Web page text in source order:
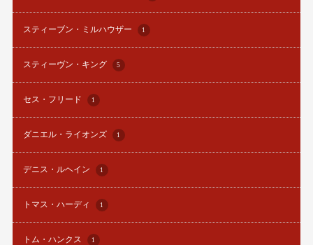
スティーブン・ミルハウザー 1
スティーヴン・キング 5
セス・フリード 1
ダニエル・ライオンズ 1
デニス・ルヘイン 1
トマス・ハーディ 1
トム・ハンクス 1